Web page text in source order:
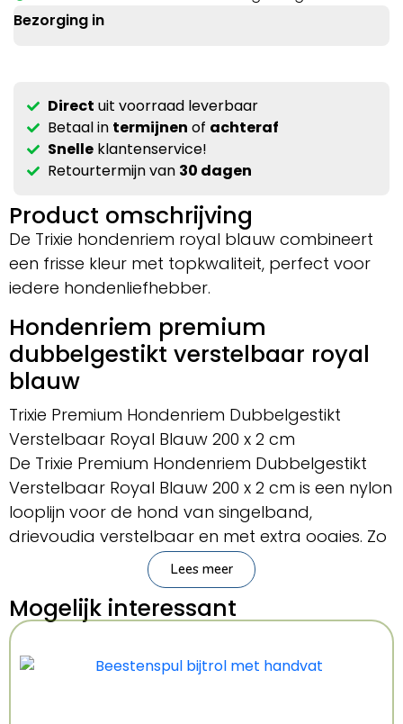
Bezorging in
Direct uit voorraad leverbaar
Betaal in termijnen of achteraf
Snelleklantenservice!
Retourtermijn van 30 dagen
Product omschrijving
De Trixie hondenriem royal blauw combineert
een frisse kleur met topkwaliteit, perfect voor
iedere hondenliefhebber.
Hondenriem premium
dubbelgestikt verstelbaar royal
blauw
Trixie Premium Hondenriem Dubbelgestikt
Verstelbaar Royal Blauw 200 x 2 cm
De Trixie Premium Hondenriem Dubbelgestikt
Verstelbaar Royal Blauw 200 x 2 cm is een nylon
looplijn voor de hond van singelband,
drievoudig verstelbaar en met extra oogjes. Zo
is de lijn geschikt voor meerdere doeleinden en
kan je jouw hond op een lengte laten lopen die
voor de situatie het meest geschikt is. Je kunt
hem eenvoudig verstellen door de
musketonhaak aan één van de ringen te
klikken. Ook de andere kant eindigt in een
Lees meer
Mogelijk interessant